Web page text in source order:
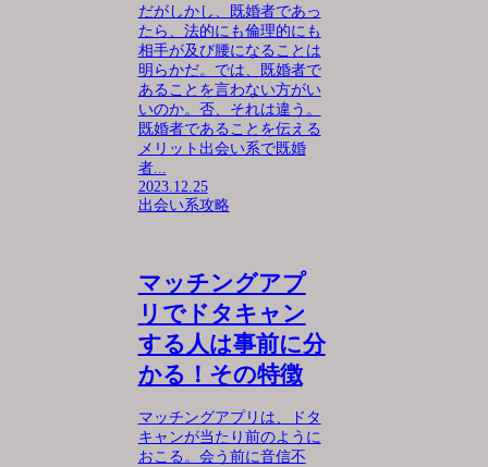
だがしかし、既婚者であっ
たら、法的にも倫理的にも
相手が及び腰になることは
明らかだ。では、既婚者で
あることを言わない方がい
いのか。否、それは違う。
既婚者であることを伝える
メリット出会い系で既婚
者...
2023.12.25
出会い系攻略
マッチングアプ
リでドタキャン
する人は事前に分
かる！その特徴
マッチングアプリは、ドタ
キャンが当たり前のように
おこる。会う前に音信不